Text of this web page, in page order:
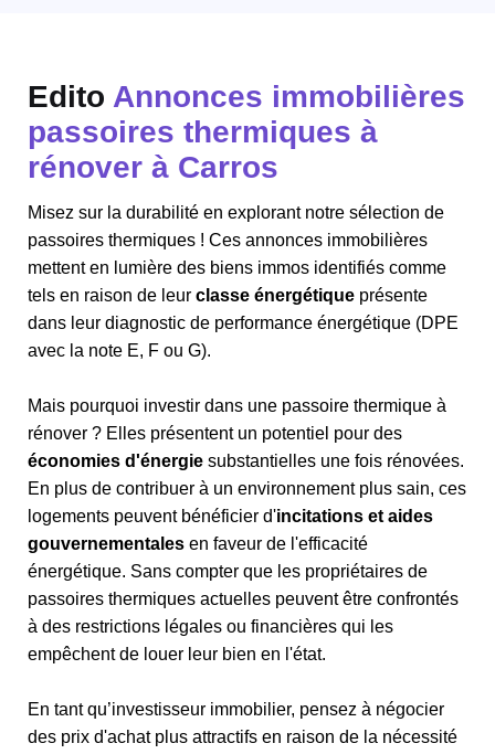
Edito Annonces immobilières
passoires thermiques à
rénover à Carros
Misez sur la durabilité en explorant notre sélection de
passoires thermiques ! Ces annonces immobilières
mettent en lumière des biens immos identifiés comme
tels en raison de leur classe énergétique présente
dans leur diagnostic de performance énergétique (DPE
avec la note E, F ou G).
Mais pourquoi investir dans une passoire thermique à
rénover ? Elles présentent un potentiel pour des
économies d'énergie substantielles une fois rénovées.
En plus de contribuer à un environnement plus sain, ces
logements peuvent bénéficier d'incitations et aides
gouvernementales en faveur de l'efficacité
énergétique. Sans compter que les propriétaires de
passoires thermiques actuelles peuvent être confrontés
à des restrictions légales ou financières qui les
empêchent de louer leur bien en l'état.
En tant qu’investisseur immobilier, pensez à négocier
des prix d'achat plus attractifs en raison de la nécessité